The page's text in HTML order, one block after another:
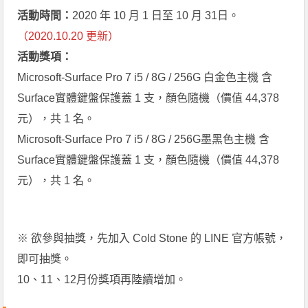
活動時間： 2020 年 10 月 1 日至 10 月 31日。
（2020.10.20 更新）
活動獎項：
Microsoft-Surface Pro 7 i5 / 8G / 256G 白金色主機 含
Surface實體鍵盤保護蓋 1 支，顏色隨機（價值 44,378
元），共 1 名。
Microsoft-Surface Pro 7 i5 / 8G / 256G墨黑色主機 含
Surface實體鍵盤保護蓋 1 支，顏色隨機（價值 44,378
元），共 1 名。
※ 欲參與抽獎，先加入 Cold Stone 的 LINE 官方帳號，
即可抽獎。
10、11、12月份獎項再陸續增加。